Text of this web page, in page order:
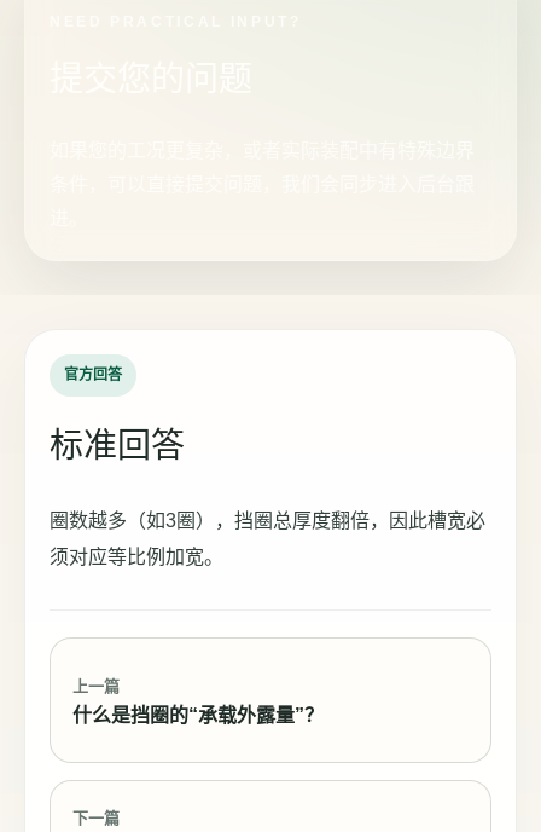
官方回答
标准回答
圈数越多（如3圈），挡圈总厚度翻倍，因此槽宽必
须对应等比例加宽。
上一篇
什么是挡圈的“承载外露量”？
下一篇